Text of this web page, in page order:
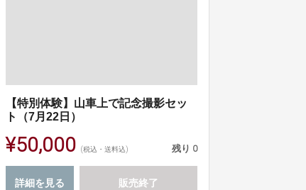
【特別体験】山車上で記念撮影セッ
ト（7月22日）
¥50,000 (税込・送料込) 残り 0
詳細を見る 販売終了